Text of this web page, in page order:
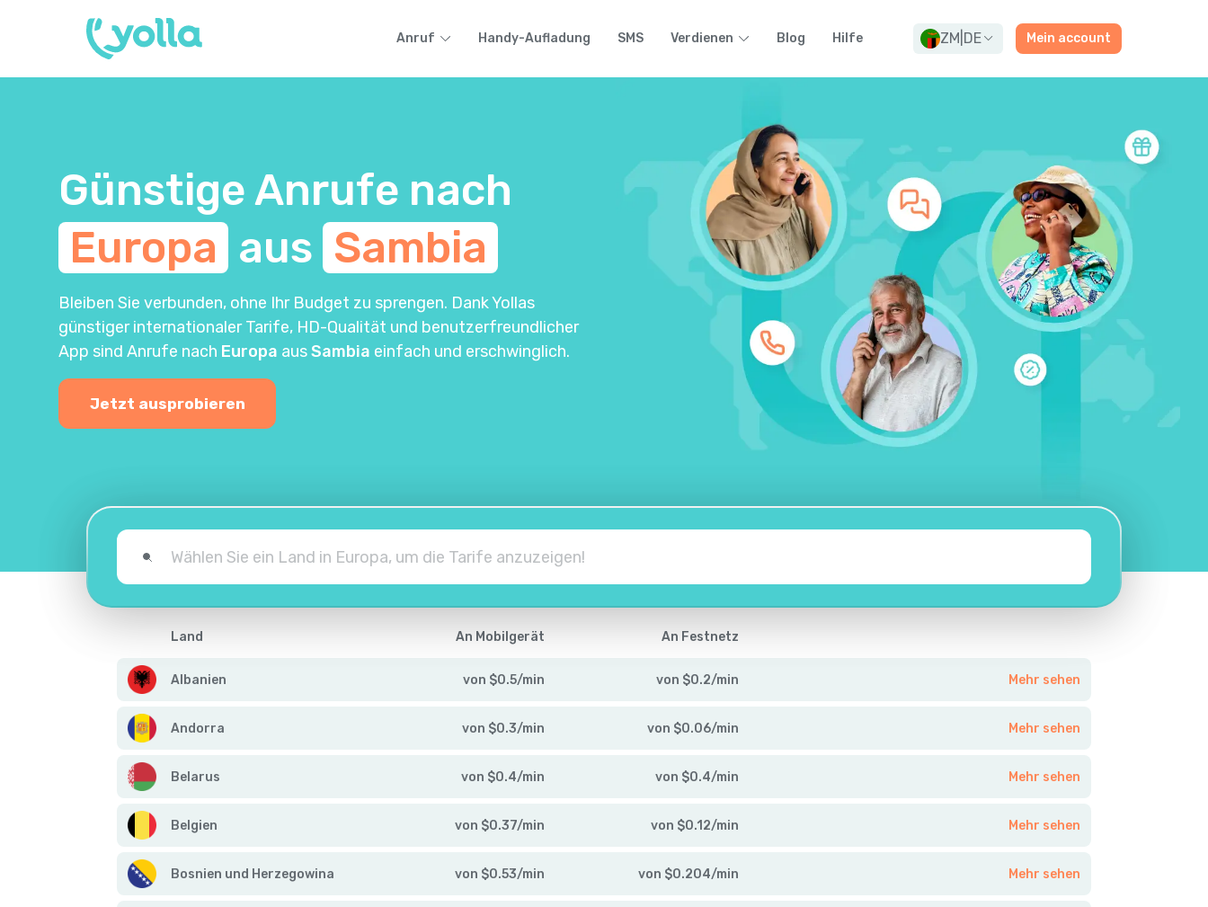
Anruf Handy-Aufladung SMS Verdienen Blog Hilfe ZM DE Mein account
Günstige Anrufe nach
Europa aus Sambia
Bleiben Sie verbunden, ohne Ihr Budget zu sprengen. Dank Yollas
günstiger internationaler Tarife, HD-Qualität und benutzerfreundlicher
App sind Anrufe nach Europa ausSambia einfach und erschwinglich.
Jetzt ausprobieren
Land An Mobilgerät An Festnetz
Albanien von $0.5/min von $0.2/min Mehr sehen
Andorra von $0.3/min von $0.06/min Mehr sehen
Belarus von $0.4/min von $0.4/min Mehr sehen
Belgien von $0.37/min von $0.12/min Mehr sehen
Bosnien und Herzegowina von $0.53/min von $0.204/min Mehr sehen